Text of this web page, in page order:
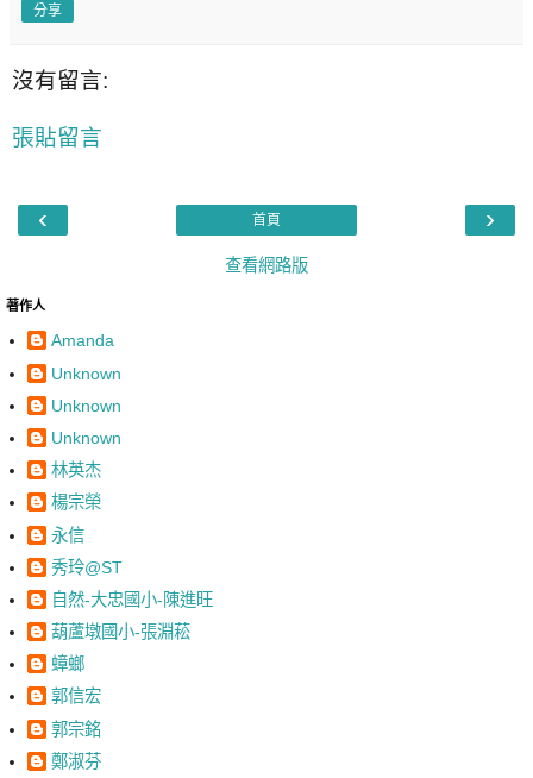
分享
沒有留言:
張貼留言
‹ ›
首頁
查看網路版
著作人
Amanda
Unknown
Unknown
Unknown
林英杰
楊宗榮
永信
秀玲@ST
自然-大忠國小-陳進旺
葫蘆墩國小-張淵菘
蟑螂
郭信宏
郭宗銘
鄭淑芬